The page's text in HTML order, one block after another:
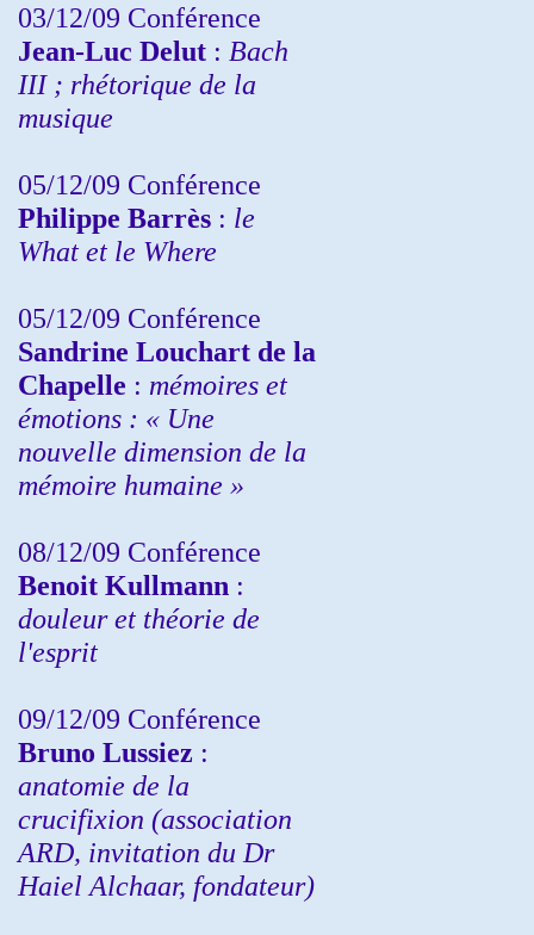
03/12/09 Conférence
Jean-Luc Delut : Bach
III ; rhétorique de la
musique
05/12/09 Conférence
Philippe Barrès : le
What et le Where
05/12/09 Conférence
Sandrine Louchart de la
Chapelle : mémoires et
émotions : « Une
nouvelle dimension de la
mémoire humaine »
08/12/09 Conférence
Benoit Kullmann :
douleur et théorie de
l'esprit
09/12/09 Conférence
Bruno Lussiez :
anatomie de la
crucifixion (association
ARD, invitation du Dr
Haiel Alchaar, fondateur)